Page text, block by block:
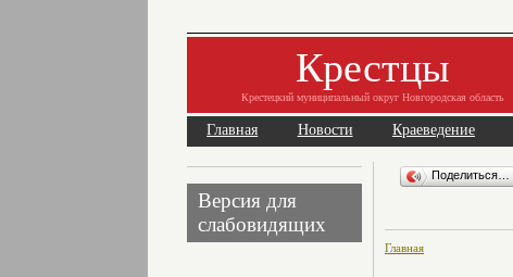
Крестцы
Крестецкий муниципальный округ Новгородская область
Главная Новости Краеведение
Версия для
слабовидящих
Поделиться…
Главная